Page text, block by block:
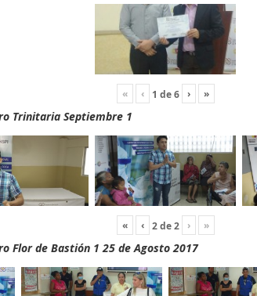
« ‹ 1 de6 › »
Trinitaria Septiembre 1
« ‹ 2de2 › »
Flor de Bastión 1 25 de Agosto 2017